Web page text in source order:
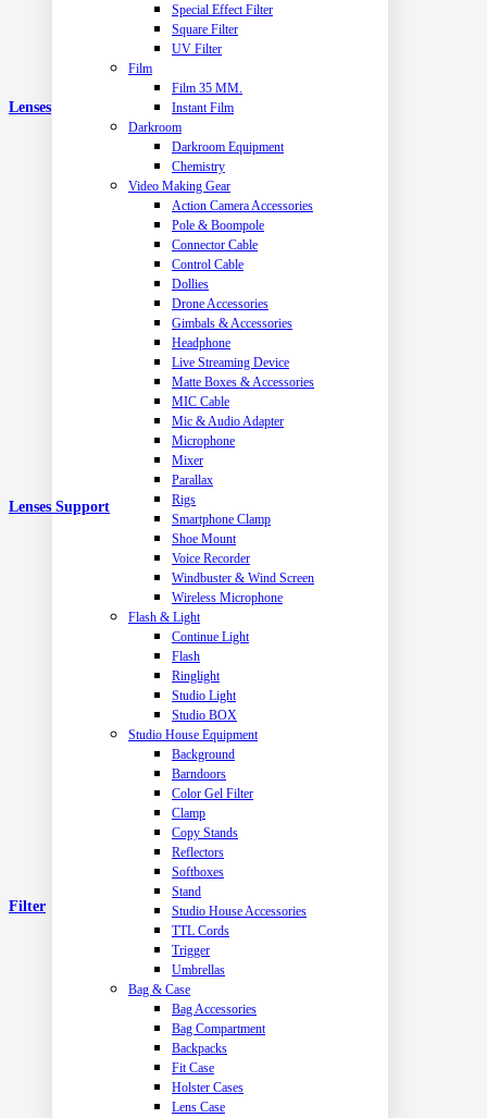
Special Effect Filter
Square Filter
UV Filter
Film
Film 35 MM.
Instant Film
Darkroom
Darkroom Equipment
Chemistry
Video Making Gear
Action Camera Accessories
Pole & Boompole
Connector Cable
Control Cable
Dollies
Drone Accessories
Gimbals & Accessories
Headphone
Live Streaming Device
Matte Boxes & Accessories
MIC Cable
Mic & Audio Adapter
Microphone
Mixer
Parallax
Rigs
Smartphone Clamp
Shoe Mount
Voice Recorder
Windbuster & Wind Screen
Wireless Microphone
Flash & Light
Continue Light
Flash
Ringlight
Studio Light
Studio BOX
Studio House Equipment
Background
Barndoors
Color Gel Filter
Clamp
Copy Stands
Reflectors
Softboxes
Stand
Studio House Accessories
TTL Cords
Trigger
Umbrellas
Bag & Case
Bag Accessories
Bag Compartment
Backpacks
Fit Case
Holster Cases
Lens Case
Lenses
Lenses Support
Filter